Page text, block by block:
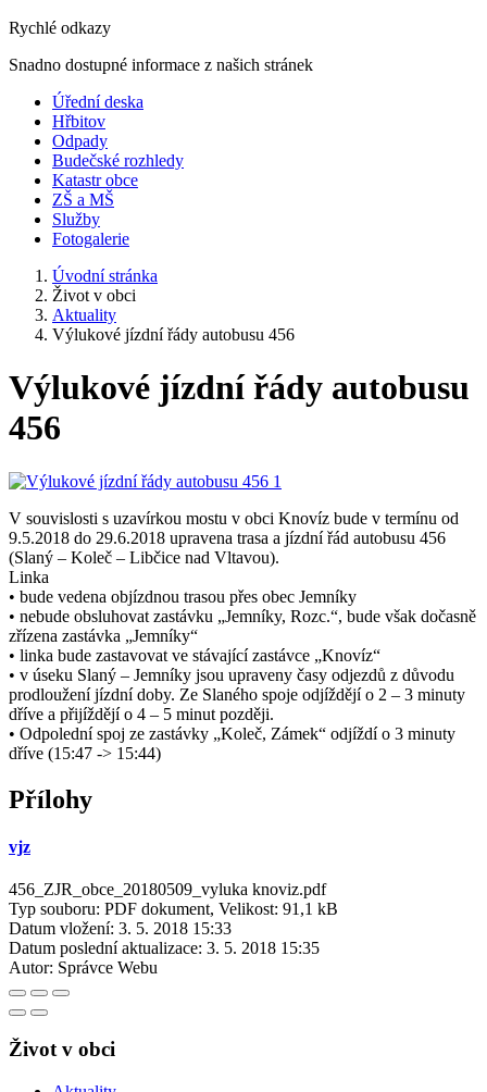
Rychlé odkazy
Snadno dostupné informace z našich stránek
Úřední deska
Hřbitov
Odpady
Budečské rozhledy
Katastr obce
ZŠ a MŠ
Služby
Fotogalerie
Úvodní stránka
Život v obci
Aktuality
Výlukové jízdní řády autobusu 456
Výlukové jízdní řády autobusu
456
V souvislosti s uzavírkou mostu v obci Knovíz bude v termínu od
9.5.2018 do 29.6.2018 upravena trasa a jízdní řád autobusu 456
(Slaný – Koleč – Libčice nad Vltavou).
Linka
• bude vedena objízdnou trasou přes obec Jemníky
• nebude obsluhovat zastávku „Jemníky, Rozc.“, bude však dočasně
zřízena zastávka „Jemníky“
• linka bude zastavovat ve stávající zastávce „Knovíz“
• v úseku Slaný – Jemníky jsou upraveny časy odjezdů z důvodu
prodloužení jízdní doby. Ze Slaného spoje odjíždějí o 2 – 3 minuty
dříve a přijíždějí o 4 – 5 minut později.
• Odpolední spoj ze zastávky „Koleč, Zámek“ odjíždí o 3 minuty
dříve (15:47 -> 15:44)
Přílohy
vjz
456_ZJR_obce_20180509_vyluka knoviz.pdf
Typ souboru: PDF dokument, Velikost: 91,1 kB
Datum vložení: 3. 5. 2018 15:33
Datum poslední aktualizace: 3. 5. 2018 15:35
Autor: Správce Webu
Život v obci